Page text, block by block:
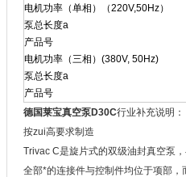
电机功率（单相）（220V,50Hz）
泵总长度a
产品号
电机功率（三相）(380V, 50Hz)
泵总长度a
产品号
德国莱宝真空泵D30C行业补充说明：
按zui高要求制造
Trivac C是旋片式的双级油封真空
全部*的连接件与控制件均位于项部